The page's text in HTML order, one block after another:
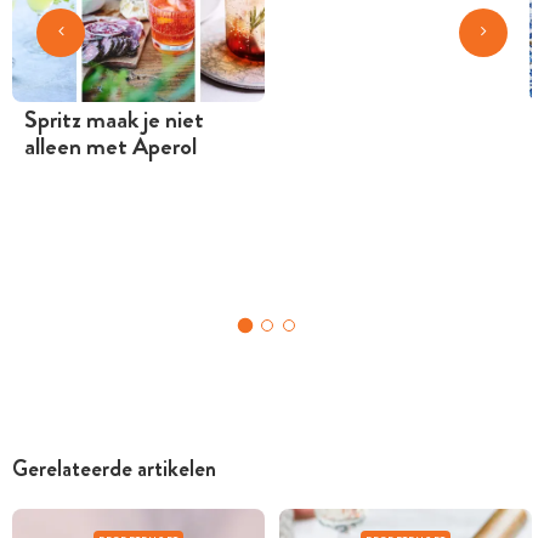
Spritz maak je niet
alleen met Aperol
Gerelateerde artikelen